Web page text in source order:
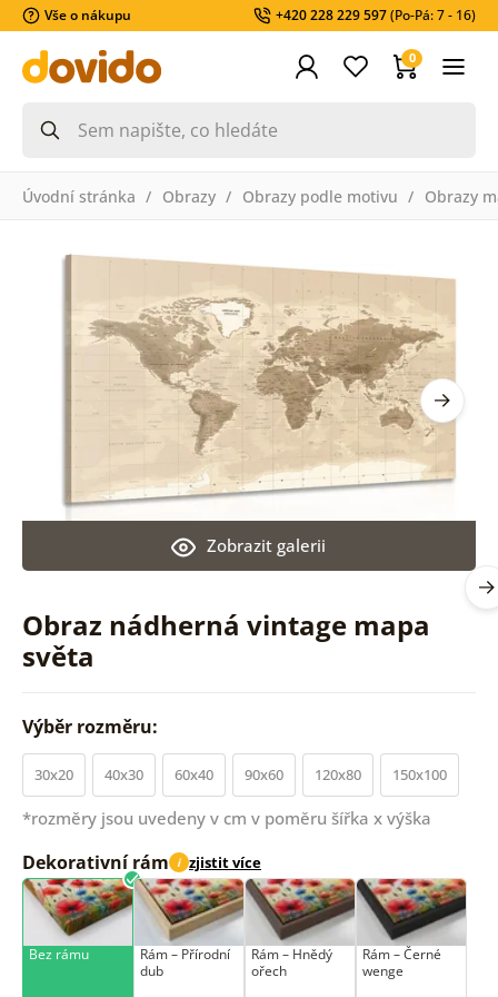
Vše o nákupu +420 228 229 597(Po-Pá: 7 - 16)
0
Úvodní stránka Obrazy Obrazy podle motivu Obrazy
Obraz nádherná vintage mapa
světa
Zobrazit galerii
Výběr rozměru:
30x20 40x30 60x40 90x60 120x80 150x100
*rozměry jsou uvedeny v cm v poměru šířka x výška
Dekorativní rám i zjistit více
Bez rámu
Rám –⁠⁠⁠⁠⁠⁠ Přírodní
dub
Rám –⁠⁠⁠⁠⁠⁠ Hnědý
ořech
Rám –⁠⁠⁠⁠⁠⁠ Černé
wenge